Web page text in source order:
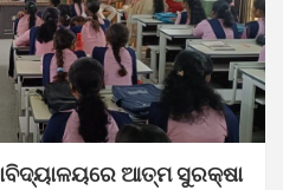
ଆତ୍ମ ସୁରକ୍ଷା